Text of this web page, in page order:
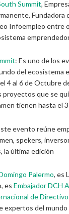
Summit,
Fundadora
Infoempleo entre
: Es uno de los
del ecosistema
4 al 6 de Octubre
proyectos que se
tienen hasta el
evento reúne
spekers,
la última edición
Palermo, es
es Embajador DCH
de
expertos del mundo